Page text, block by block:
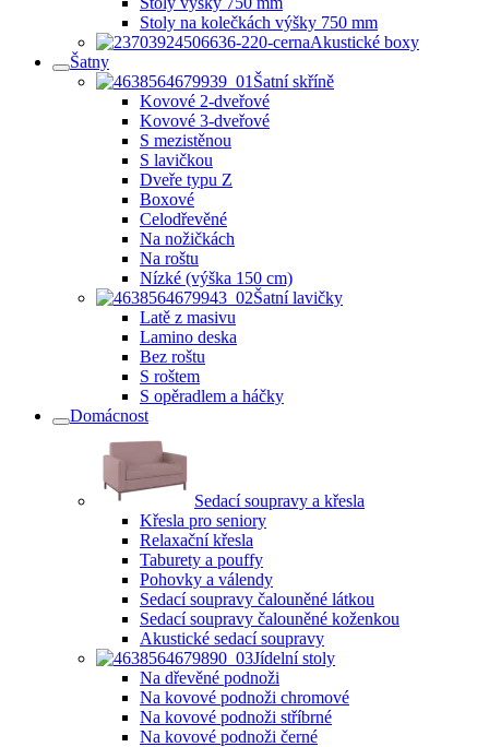
Stoly na kolečkách výšky 750 mm
Akustické boxy
Šatny
Šatní skříně
Kovové 2-dveřové
Kovové 3-dveřové
S mezistěnou
S lavičkou
Dveře typu Z
Boxové
Celodřevěné
Na nožičkách
Na roštu
Nízké (výška 150 cm)
Šatní lavičky
Latě z masivu
Lamino deska
Bez roštu
S roštem
S opěradlem a háčky
Domácnost
Sedací soupravy a křesla
Křesla pro seniory
Relaxační křesla
Taburety a pouffy
Pohovky a válendy
Sedací soupravy čalouněné látkou
Sedací soupravy čalouněné koženkou
Akustické sedací soupravy
Jídelní stoly
Na dřevěné podnoži
Na kovové podnoži chromové
Na kovové podnoži stříbrné
Na kovové podnoži černé